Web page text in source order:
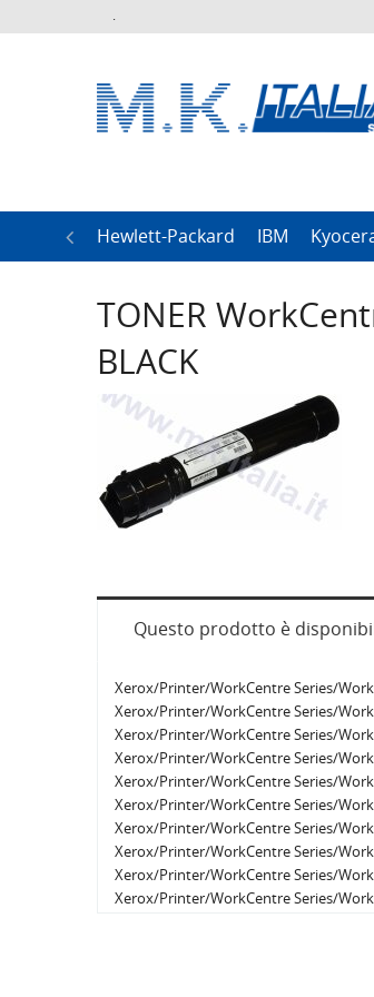
.
Hewlett-Packard IBM
TONER
BLACK
Questo prodotto è
Xerox/Printer/WorkCentre Series/
Xerox/Printer/WorkCentre Series/
Xerox/Printer/WorkCentre Series/
Xerox/Printer/WorkCentre Series/
Xerox/Printer/WorkCentre Series/
Xerox/Printer/WorkCentre Series/
Xerox/Printer/WorkCentre Series/
Xerox/Printer/WorkCentre Series/
Xerox/Printer/WorkCentre Series/
Xerox/Printer/WorkCentre Series/